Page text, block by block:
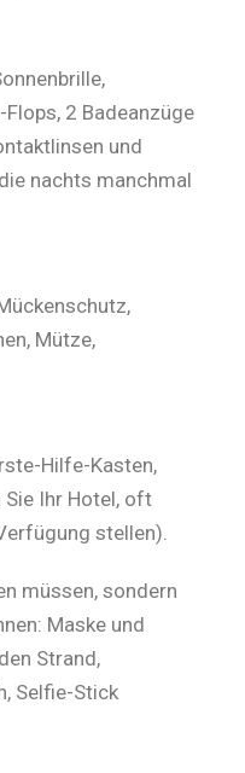
2 Badeanzüge
und
nachts manchmal
Mütze,
Hilfe-Kasten,
Ihr Hotel, oft
stellen).
müssen, sondern
Maske und
Strand,
Selfie-Stick